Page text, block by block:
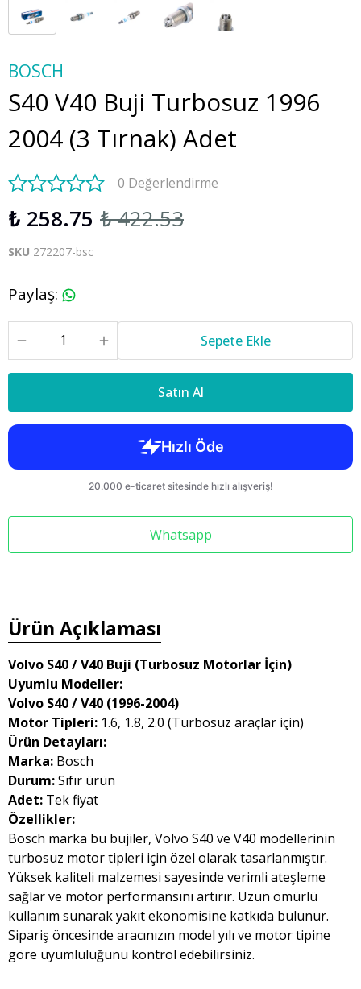
BOSCH
S40 V40 Buji Turbosuz 1996
2004 (3 Tırnak) Adet
0 Değerlendirme
₺ 258.75 ₺ 422.53
SKU 272207-bsc
Paylaş:
Sepete Ekle
Satın Al
Whatsapp
Ürün Açıklaması
Volvo S40 / V40 Buji (Turbosuz Motorlar İçin)
Uyumlu Modeller:
Volvo S40 / V40 (1996-2004)
Motor Tipleri: 1.6, 1.8, 2.0 (Turbosuz araçlar için)
Ürün Detayları:
Marka: Bosch
Durum:Sıfır ürün
Adet: Tek fiyat
Özellikler:
Bosch marka bu bujiler, Volvo S40 ve V40 modellerinin
turbosuz motor tipleri için özel olarak tasarlanmıştır.
Yüksek kaliteli malzemesi sayesinde verimli ateşleme
sağlar ve motor performansını artırır. Uzun ömürlü
kullanım sunarak yakıt ekonomisine katkıda bulunur.
Sipariş öncesinde aracınızın model yılı ve motor tipine
göre uyumluluğunu kontrol edebilirsiniz.